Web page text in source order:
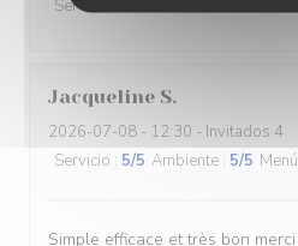
Servicio
Jacqueline S
2026-07-08 - 12:30 - Invitados 4
Servicio : 5/5 Ambiente : 5/5 Menú
Simple efficace et très bon merci